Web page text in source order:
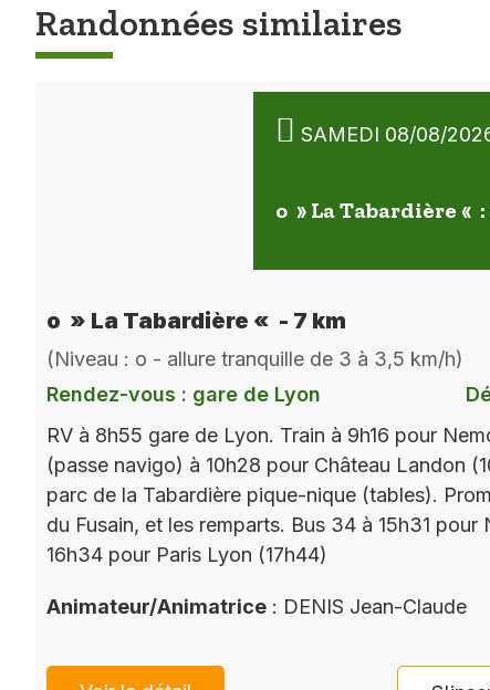
Randonnées similaires
SAMEDI 08/08/
o » La Tabardière «
o » La Tabardière « - 7 km
(Niveau : o - allure tranquille de 3 à 3,5 km/h)
Rendez-vous : gare de Lyon
RV à 8h55 gare de Lyon. Train à 9h16 pour
(passe navigo) à 10h28 pour Château Landon
parc de la Tabardière pique-nique (tables).
du Fusain, et les remparts. Bus 34 à 15h31 pour
16h34 pour Paris Lyon (17h44)
Animateur/Animatrice : DENIS Jean-Claude